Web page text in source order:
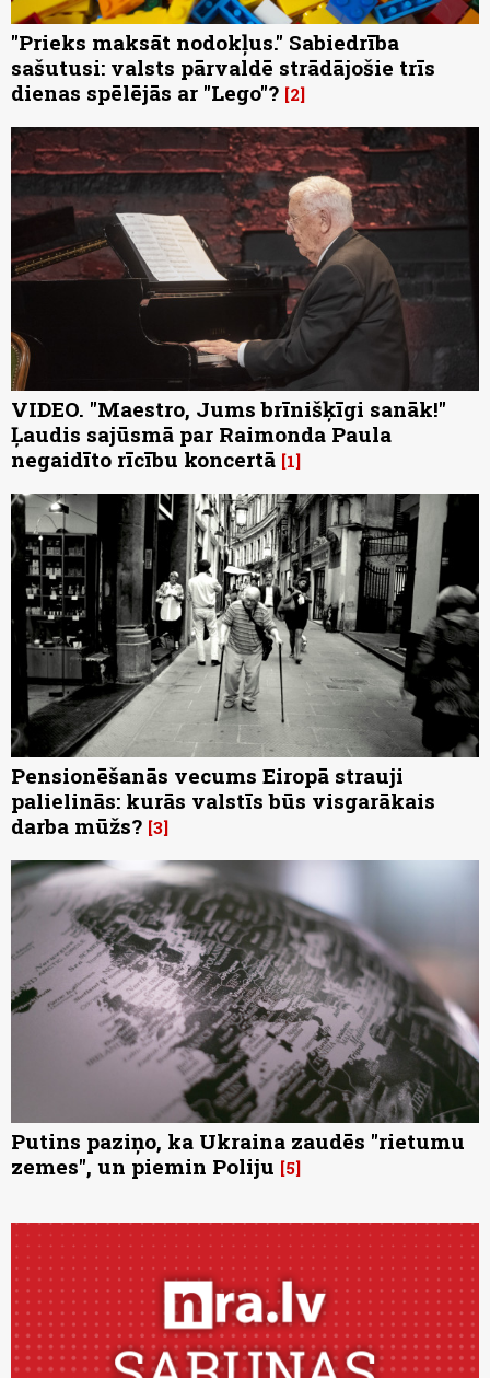
"Prieks maksāt nodokļus." Sabiedrība
sašutusi: valsts pārvaldē strādājošie trīs
dienas spēlējās ar "Lego"? 2
VIDEO. "Maestro, Jums brīnišķīgi sanāk!"
Ļaudis sajūsmā par Raimonda Paula
negaidīto rīcību koncertā 1
Pensionēšanās vecums Eiropā strauji
palielinās: kurās valstīs būs visgarākais
darba mūžs? 3
Putins paziņo, ka Ukraina zaudēs "rietumu
zemes", un piemin Poliju 5